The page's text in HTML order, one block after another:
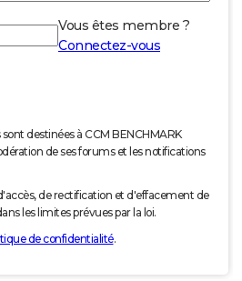
Vous êtes membre ?
Connectez-vous
destinées à CCM BENCHMARK
de ses forums et les notifications
de rectification et d'effacement de
les limites prévues par la loi.
de confidentialité.